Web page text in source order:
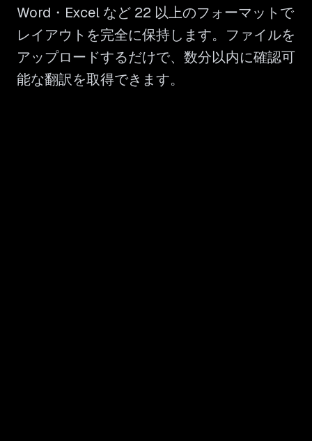
Word・Excel など 22 以上のフォーマットで
レイアウトを完全に保持します。ファイルを
アップロードするだけで、数分以内に確認可
能な翻訳を取得できます。